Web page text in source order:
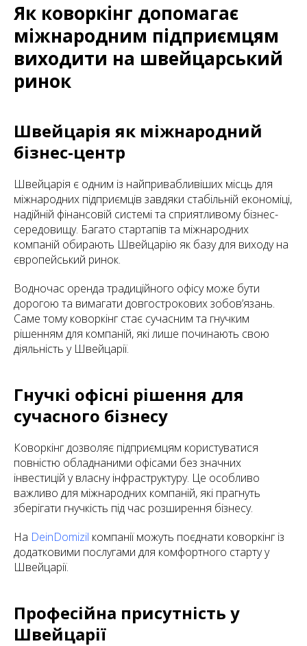
Як коворкінг допомагає
міжнародним підприємцям
виходити на швейцарський
ринок
Швейцарія як міжнародний
бізнес-центр
Швейцарія є одним із найпривабливіших місць для
міжнародних підприємців завдяки стабільній економіці,
надійній фінансовій системі та сприятливому бізнес-
середовищу. Багато стартапів та міжнародних
компаній обирають Швейцарію як базу для виходу на
європейський ринок.
Водночас оренда традиційного офісу може бути
дорогою та вимагати довгострокових зобов’язань.
Саме тому коворкінг стає сучасним та гнучким
рішенням для компаній, які лише починають свою
діяльність у Швейцарії.
Гнучкі офісні рішення для
сучасного бізнесу
Коворкінг дозволяє підприємцям користуватися
повністю обладнаними офісами без значних
інвестицій у власну інфраструктуру. Це особливо
важливо для міжнародних компаній, які прагнуть
зберігати гнучкість під час розширення бізнесу.
На DeinDomizil компанії можуть поєднати коворкінг із
додатковими послугами для комфортного старту у
Швейцарії.
Професійна присутність у
Швейцарії